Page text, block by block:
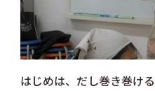
はじめは、だし巻き巻け